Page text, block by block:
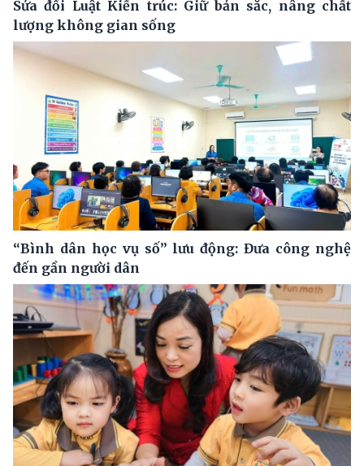
Sửa đổi Luật Kiến trúc: Giữ bản sắc, nâng chất
lượng không gian sống
“Bình dân học vụ số” lưu động: Đưa công nghệ
đến gần người dân